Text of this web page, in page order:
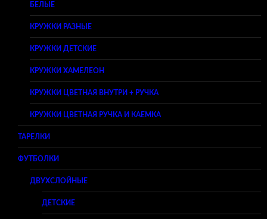
БЕЛЫЕ
КРУЖКИ РАЗНЫЕ
КРУЖКИ ДЕТСКИЕ
КРУЖКИ ХАМЕЛЕОН
КРУЖКИ ЦВЕТНАЯ ВНУТРИ + РУЧКА
КРУЖКИ ЦВЕТНАЯ РУЧКА И КАЕМКА
ТАРЕЛКИ
ФУТБОЛКИ
ДВУХСЛОЙНЫЕ
ДЕТСКИЕ